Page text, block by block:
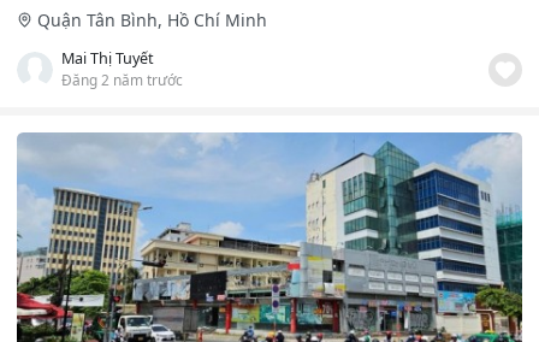
Quận Tân Bình, Hồ Chí Minh
Mai Thị Tuyết
Đăng 2 năm trước